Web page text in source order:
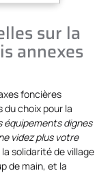
sur la
annexes
foncières
du choix pour la
équipements dignes
videz plus votre
solidarité de village
de main, et la